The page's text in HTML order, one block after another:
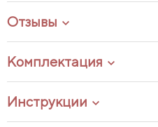
Отзывы
Комплектация
Инструкции